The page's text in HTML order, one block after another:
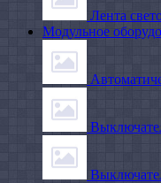
Лента
Модульное